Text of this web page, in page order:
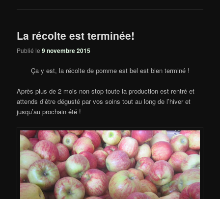
La récolte est terminée!
Publié le9 novembre 2015
Ça y est, la récolte de pomme est bel est bien terminé !
Après plus de 2 mois non stop toute la production est rentré et
attends d’être dégusté par vos soins tout au long de l’hiver et
jusqu’au prochain été !